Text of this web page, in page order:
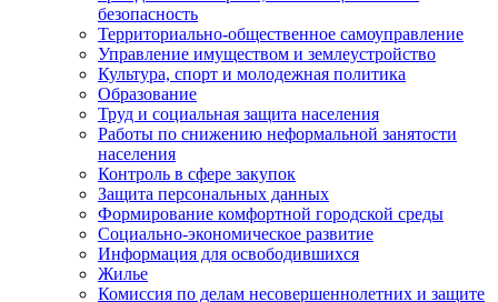
безопасность
Территориально-общественное самоуправление
Управление имуществом и землеустройство
Культура, спорт и молодежная политика
Образование
Труд и социальная защита населения
Работы по снижению неформальной занятости
населения
Контроль в сфере закупок
Защита персональных данных
Формирование комфортной городской среды
Социально-экономическое развитие
Информация для освободившихся
Жилье
Комиссия по делам несовершеннолетних и защите